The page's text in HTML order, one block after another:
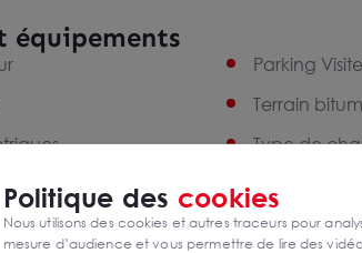
équipements
Parking
Terrain
Type de
Politique des cookies
Nous utilisons des cookies et autres traceurs pour
mesure d’audience et vous permettre de lire des